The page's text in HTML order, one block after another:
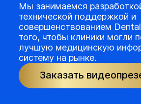
Мы занимаемся
технической поддержкой и
совершенствованием
того, чтобы клиники могли
лучшую медицинскую
систему на рынке.
Заказать